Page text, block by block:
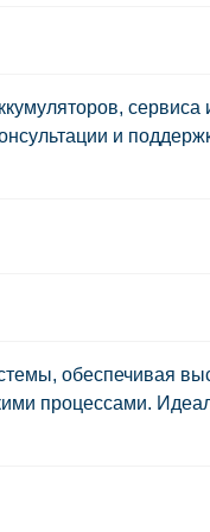
и
обеспечивая
процессами.